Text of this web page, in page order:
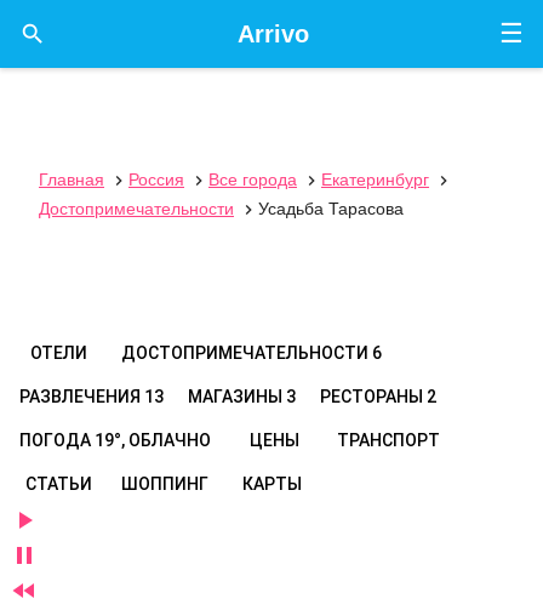
☰
Arrivo

Главная  Россия  Все города  Екатеринбург

Достопримечательности
 Усадьба Тарасова
ОТЕЛИ ДОСТОПРИМЕЧАТЕЛЬНОСТИ 6
РАЗВЛЕЧЕНИЯ 13 МАГАЗИНЫ 3 РЕСТОРАНЫ 2
ПОГОДА 19°, ОБЛАЧНО ЦЕНЫ ТРАНСПОРТ
СТАТЬИ ШОППИНГ КАРТЫ


